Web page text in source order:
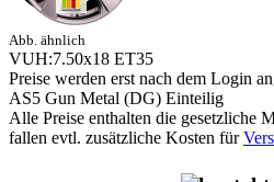
Abb. ähnlich
VUH:7.50x18 ET35
Preise werden erst nach dem Login
AS5 Gun Metal (DG) Einteilig
Alle Preise enthalten die gesetzliche
fallen evtl. zusätzliche Kosten für